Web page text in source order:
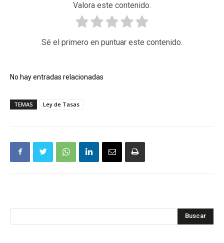
Valora este contenido.
Sé el primero en puntuar este contenido.
No hay entradas relacionadas
TEMAS Ley de Tasas
Buscar